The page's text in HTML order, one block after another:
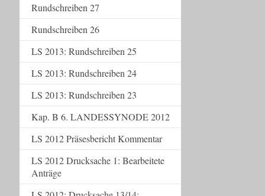
Rundschreiben 27
Rundschreiben 26
LS 2013: Rundschreiben 25
LS 2013: Rundschreiben 24
LS 2013: Rundschreiben 23
Kap. B 6. LANDESSYNODE 2012
LS 2012 Präsesbericht Kommentar
LS 2012 Drucksache 1: Bearbeitete
Anträge